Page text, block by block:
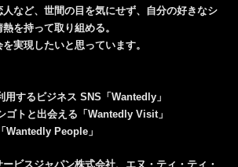
など、世間の目を気にせず、自分の好きなシ
を持って取り組める。
実現したいと思っています。
用するビジネス SNS「Wantedly」
ゴトと出会える「Wantedly Visit」
Wantedly People」
ビスジャパン株式会社、エヌ・ティ・ティ・